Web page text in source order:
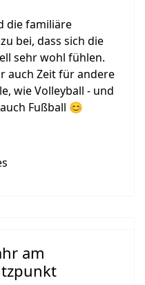
die familiäre
bei, dass sich die
sehr wohl fühlen.
auch Zeit für andere
wie Volleyball - und
Fußball 😊
am